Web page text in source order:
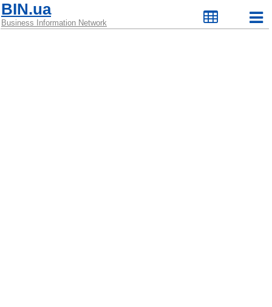
BIN.ua
Business Information Network